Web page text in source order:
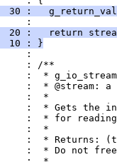
30 :
:
20 :   return
10 : }
:
: /**
:  *
:  * @stream: a
:  *
:  * Gets the
:  * for
:  *
:  * Returns:
:  * Do not